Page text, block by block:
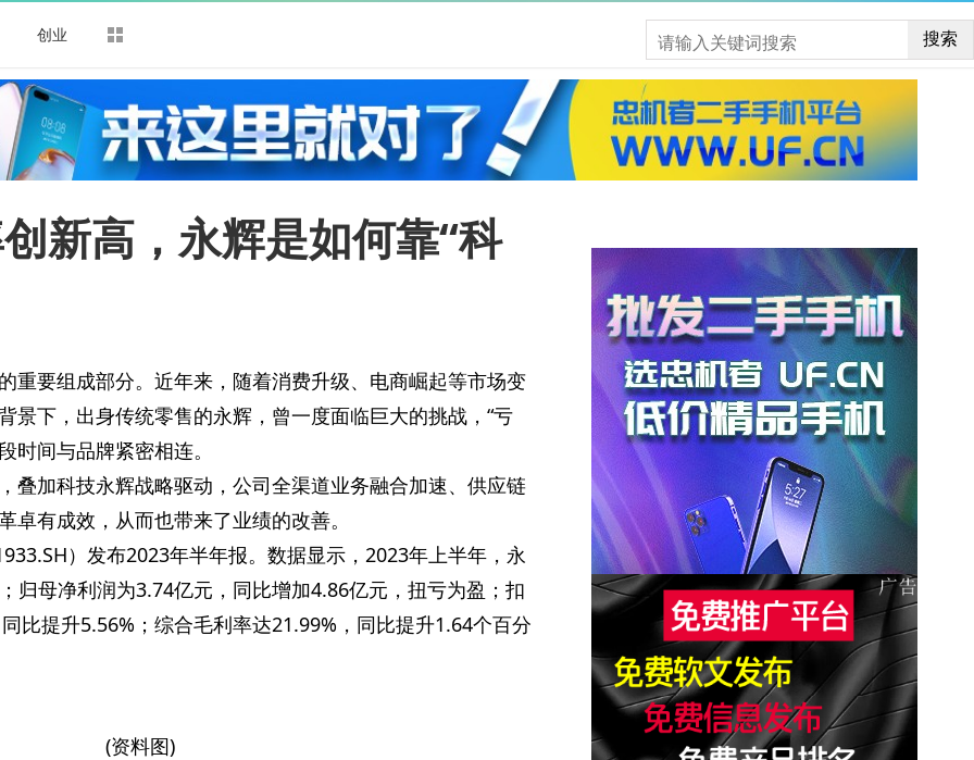
创业 搜索
新高，永辉是如何靠“科
重要组成部分。近年来，随着消费升级、电商崛起等市场变
景下，出身传统零售的永辉，曾一度面临巨大的挑战，“亏
时间与品牌紧密相连。
叠加科技永辉战略驱动，公司全渠道业务融合加速、供应链
卓有成效，从而也带来了业绩的改善。
）发布2023年半年报。数据显示，2023年上半年，永
归母净利润为3.74亿元，同比增加4.86亿元，扭亏为盈；扣
比提升5.56%；综合毛利率达21.99%，同比提升1.64个百分
(资料图)